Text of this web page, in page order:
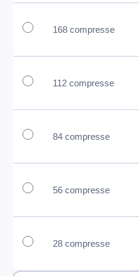
168 compresse
112 compresse
84 compresse
56 compresse
28 compresse